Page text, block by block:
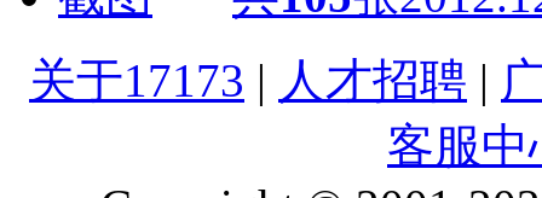
关于17173 | 人才招聘 |
客服中